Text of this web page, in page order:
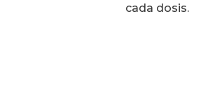
cada dosis.